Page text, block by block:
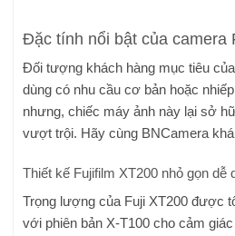
Đặc tính nổi bật của camera
Đối tượng khách hàng mục tiêu
dùng có nhu cầu cơ bản hoặc
nhưng, chiếc máy ảnh này lại sở
vượt trội. Hãy cùng BNCamera
Thiết kế Fujifilm XT200 nhỏ gọn dễ
Trọng lượng của Fuji XT200 được
với phiên bản X-T100 cho cảm